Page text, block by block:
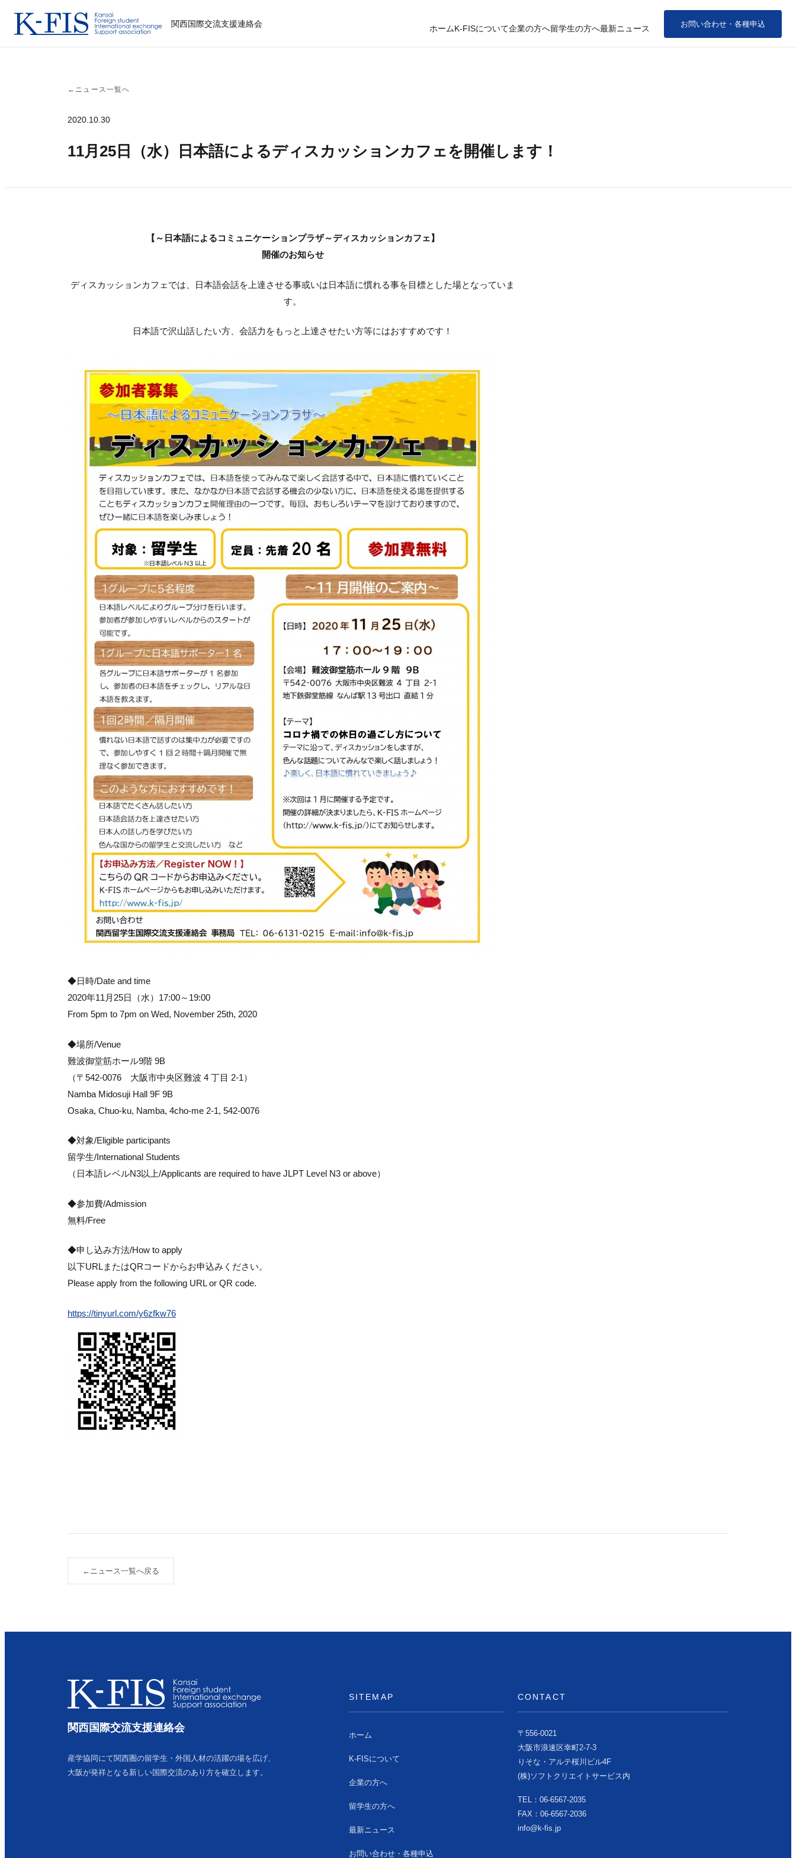
関西国際交流支援連絡会
ホームK-FISについて企業の方へ留学生の方へ最新ニュース お問い合わせ・各種申込
← ニュース一覧へ
2020.10.30
11月25日（水）日本語によるディスカッションカフェを開催します！
【～日本語によるコミュニケーションプラザ～ディスカッションカフェ】
開催のお知らせ
ディスカッションカフェでは、日本語会話を上達させる事或いは日本語に慣れる事を目標とした場となっていま
す。
日本語で沢山話したい方、会話力をもっと上達させたい方等にはおすすめです！
◆日時/Date and time
2020年11月25日（水）17:00～19:00
From 5pm to 7pm on Wed, November 25th, 2020
◆場所/Venue
難波御堂筋ホール9階 9B
（〒542-0076 大阪市中央区難波 4 丁目 2-1）
Namba Midosuji Hall 9F 9B
Osaka, Chuo-ku, Namba, 4cho-me 2-1, 542-0076
◆対象/Eligible participants
留学生/International Students
（日本語レベルN3以上/Applicants are required to have JLPT Level N3 or above）
◆参加費/Admission
無料/Free
◆申し込み方法/How to apply
以下URLまたはQRコードからお申込みください。
Please apply from the following URL or QR code.
https://tinyurl.com/y6zfkw76
← ニュース一覧へ戻る
関西国際交流支援連絡会
産学協同にて関西圏の留学生・外国人材の活躍の場を広げ、
大阪が発祥となる新しい国際交流のあり方を確立します。
SITEMAP
ホーム
K-FISについて
企業の方へ
留学生の方へ
最新ニュース
お問い合わせ・各種申込
CONTACT
〒556-0021
大阪市浪速区幸町2-7-3
りそな・アルテ桜川ビル4F
(株)ソフトクリエイトサービス内
TEL：06-6567-2035
FAX：06-6567-2036
info@k-fis.jp